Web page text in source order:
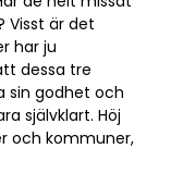
Visst är det
har ju
dessa tre
sin godhet och
självklart. Höj
och kommuner,